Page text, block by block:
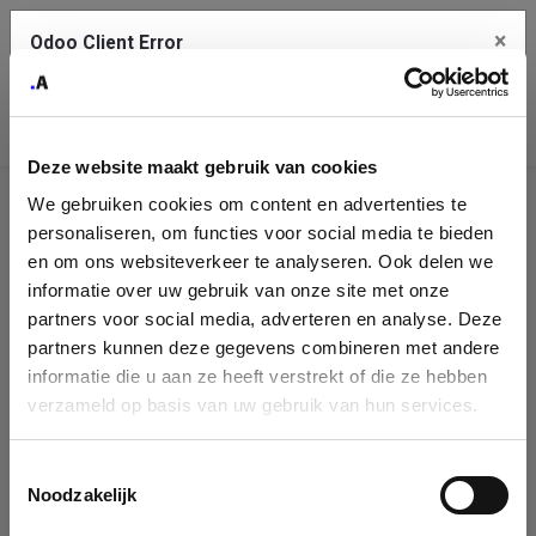
Deze website maakt gebruik van cookies
We gebruiken cookies om content en advertenties te
personaliseren, om functies voor social media te bieden
en om ons websiteverkeer te analyseren. Ook delen we
informatie over uw gebruik van onze site met onze
partners voor social media, adverteren en analyse. Deze
partners kunnen deze gegevens combineren met andere
informatie die u aan ze heeft verstrekt of die ze hebben
verzameld op basis van uw gebruik van hun services.
Noodzakelijk
Company
Identification
Please fill in your company details
You can search a company in our database by name, VAT or
enterprise ID. When a company is selected it will auto-complete the
form. If you don't find your company in our database, you can create
Odoo Client Error ×
service.
See details
Ok